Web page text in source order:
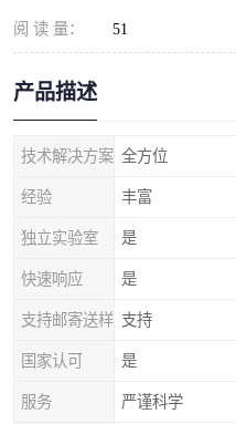
阅 读 量： 51
产品描述
技术解决方案 全方位
经验 丰富
独立实验室 是
快速响应 是
支持邮寄送样 支持
国家认可 是
服务 严谨科学